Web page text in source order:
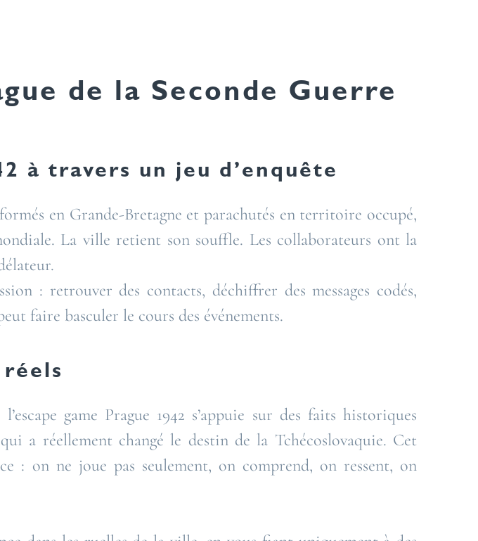
de la Seconde Guerre
à travers un jeu d’enquête
en Grande-Bretagne et parachutés en territoire occupé,
La ville retient son souffle. Les collaborateurs ont la
: retrouver des contacts, déchiffrer des messages codés,
faire basculer le cours des événements.
game Prague 1942 s’appuie sur des faits historiques
a réellement changé le destin de la Tchécoslovaquie. Cet
: on ne joue pas seulement, on comprend, on ressent, on